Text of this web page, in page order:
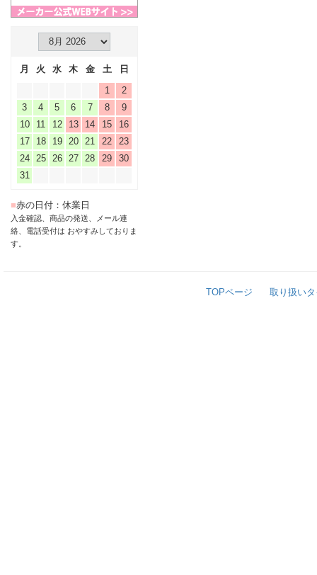
月 火 水 木 金 土
日
1
2
3
4 5 6 7 8
9
10
11 12 13 14 15
16
17
18 19 20 21 22
23
24
25 26 27 28 29
30
31
■赤の日付：休業日
入金確認、商品の発送、メール連
絡、電話受付は おやすみしておりま
す。
TOPページ 取り扱い